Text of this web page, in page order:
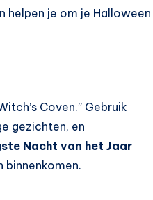
helpen je om je Halloween
Coven.” Gebruik
gezichten, en
Nacht van het Jaar